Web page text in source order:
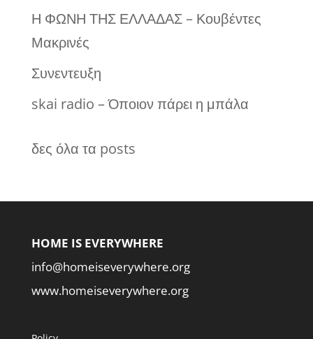
Η ΦΩΝΗ ΤΗΣ ΕΛΛΑΔΑΣ – Κουβέντες
Μακρινές
Συνεντευξη
skai radio – Όποιον πάρει η μπάλα
δες όλα τα posts
HOME IS EVERYWHERE
info@homeiseverywhere.org
www.homeiseverywhere.org